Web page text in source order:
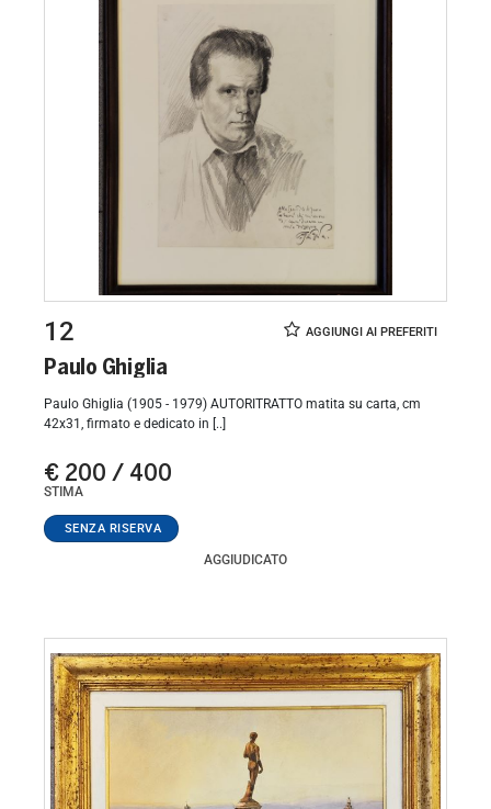
12
Paulo Ghiglia
Paulo Ghiglia (1905 - 1979) AUTORITRATTO matita su carta, cm
42x31, firmato e dedicato in [..]
€ 200 / 400
STIMA
AGGIUDICATO